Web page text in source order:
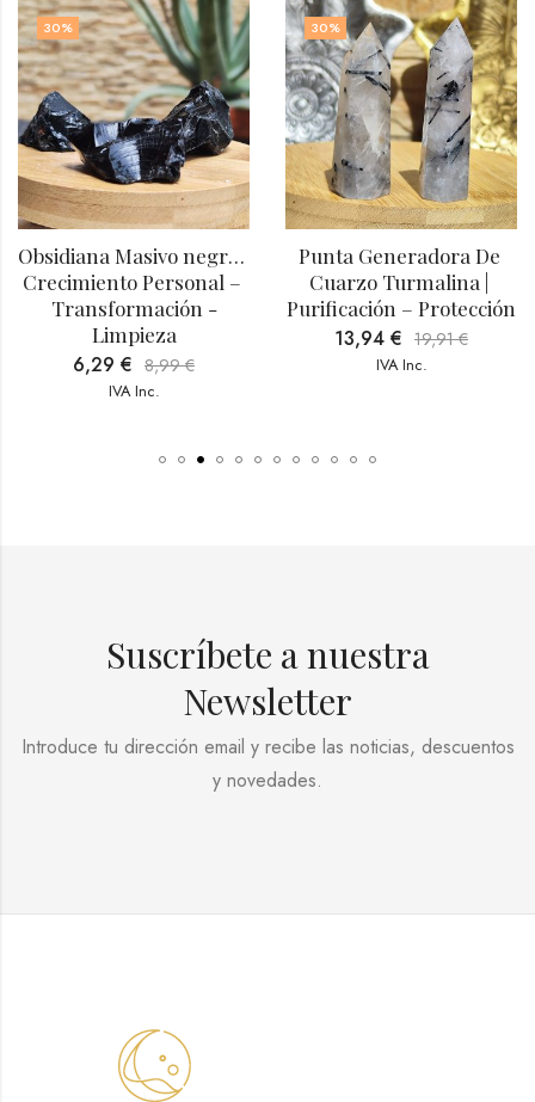
30%
Obsidiana Masivo negra |
Crecimiento Personal –
Transformación -
Limpieza
6,29 € 8,99€
IVA Inc.
30%
Punta Generadora De
Cuarzo Turmalina |
Purificación – Protección
13,94 € 19,91€
IVA Inc.
Suscríbete a nuestra
Newsletter
Introduce tu dirección email y recibe las noticias, descuentos
y novedades.